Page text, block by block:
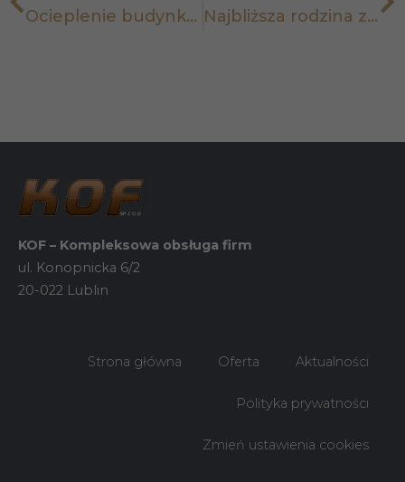
Ocieplenie budynku firmy może obniżyć również wysokość podatków Najbliższa rodzina zwolniona z podatku od spadków i darowizn
KOF – Kompleksowa obsługa firm
ul. Konopnicka 6/2
20-022 Lublin
Strona główna Oferta Aktualności
Polityka prywatności
Zmień ustawienia cookies